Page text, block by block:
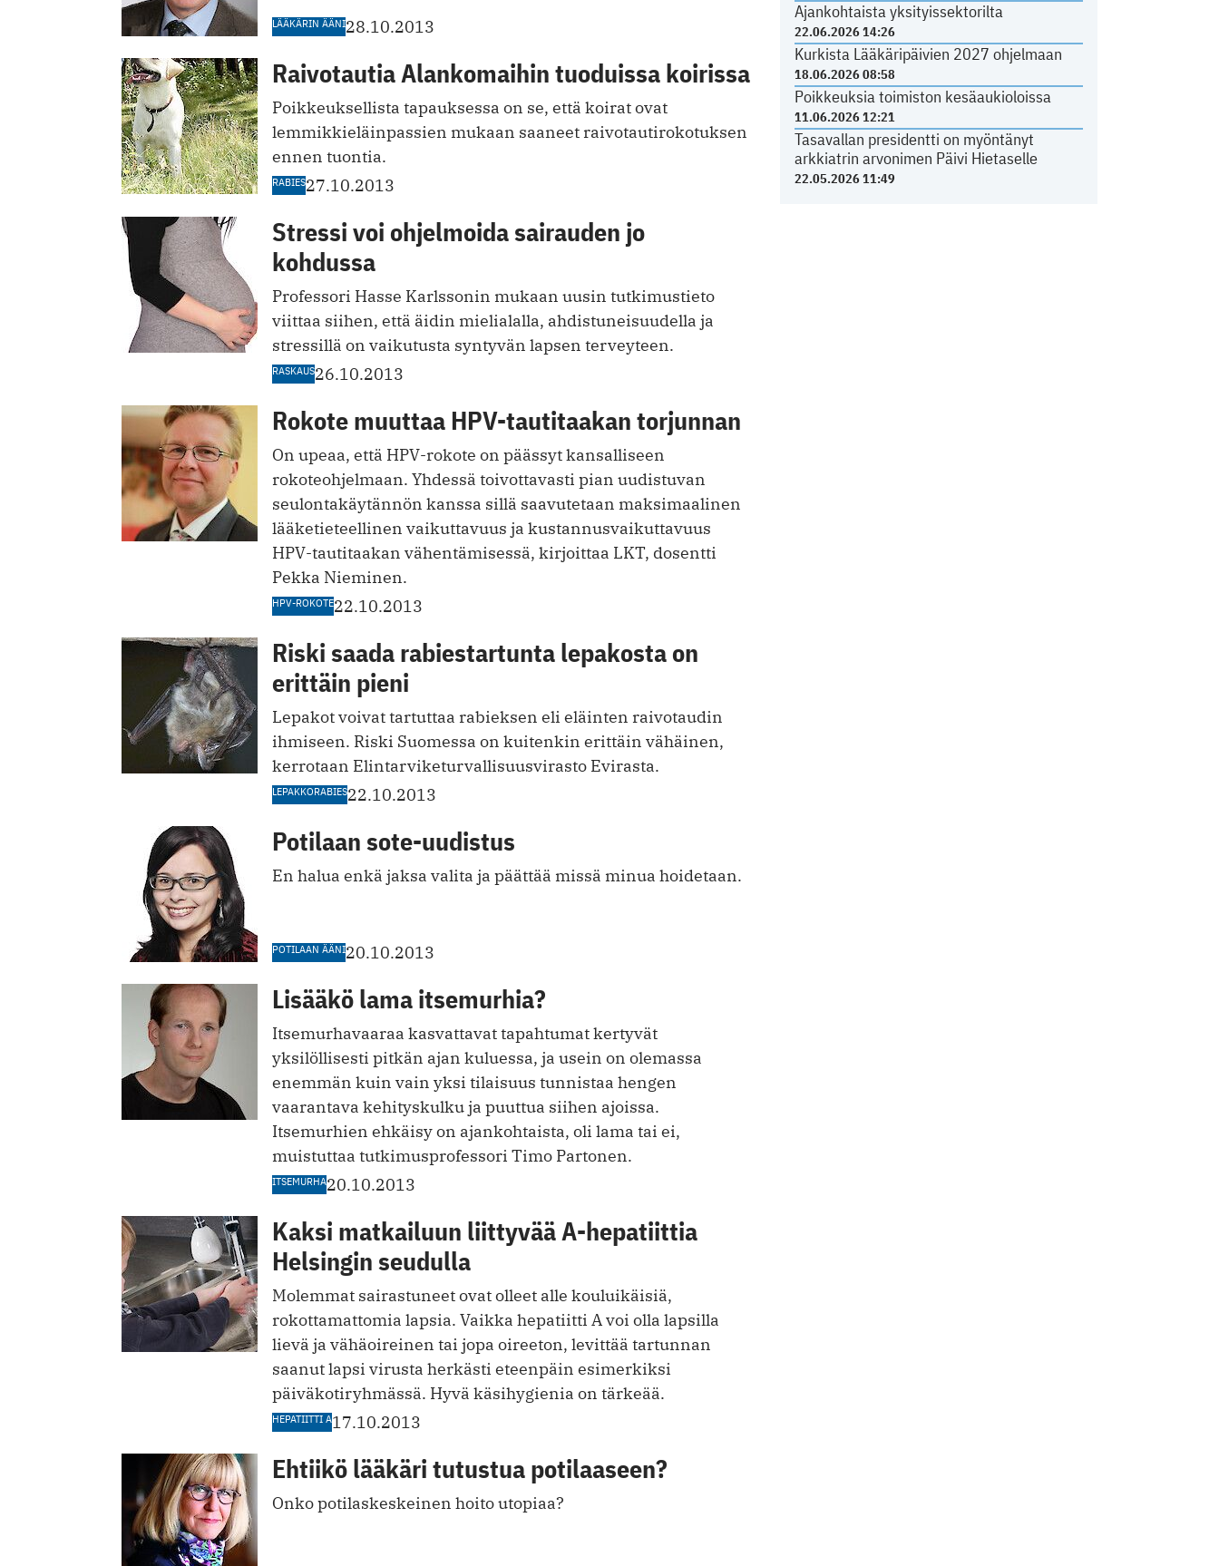
LÄÄKÄRIN ÄÄNI28.10.2013
Raivotautia Alankomaihin tuoduissa koirissa
Poikkeuksellista tapauksessa on se, että koirat ovat
lemmikkieläinpassien mukaan saaneet raivotautirokotuksen
ennen tuontia.
RABIES27.10.2013
Stressi voi ohjelmoida sairauden jo
kohdussa
Professori Hasse Karlssonin mukaan uusin tutkimustieto
viittaa siihen, että äidin mielialalla, ahdistuneisuudella ja
stressillä on vaikutusta syntyvän lapsen terveyteen.
RASKAUS26.10.2013
Rokote muuttaa HPV-tautitaakan torjunnan
On upeaa, että HPV-rokote on päässyt kansalliseen
rokoteohjelmaan. Yhdessä toivottavasti pian uudistuvan
seulontakäytännön kanssa sillä saavutetaan maksimaalinen
lääketieteellinen vaikuttavuus ja kustannusvaikuttavuus
HPV-tautitaakan vähentämisessä, kirjoittaa LKT, dosentti
Pekka Nieminen.
HPV-ROKOTE22.10.2013
Riski saada rabiestartunta lepakosta on
erittäin pieni
Lepakot voivat tartuttaa rabieksen eli eläinten raivotaudin
ihmiseen. Riski Suomessa on kuitenkin erittäin vähäinen,
kerrotaan Elintarviketurvallisuusvirasto Evirasta.
LEPAKKORABIES22.10.2013
Potilaan sote-uudistus
En halua enkä jaksa valita ja päättää missä minua hoidetaan.
POTILAAN ÄÄNI20.10.2013
Lisääkö lama itsemurhia?
Itsemurhavaaraa kasvattavat tapahtumat kertyvät
yksilöllisesti pitkän ajan kuluessa, ja usein on olemassa
enemmän kuin vain yksi tilaisuus tunnistaa hengen
vaarantava kehityskulku ja puuttua siihen ajoissa.
Itsemurhien ehkäisy on ajankohtaista, oli lama tai ei,
muistuttaa tutkimusprofessori Timo Partonen.
ITSEMURHA20.10.2013
Kaksi matkailuun liittyvää A-hepatiittia
Helsingin seudulla
Molemmat sairastuneet ovat olleet alle kouluikäisiä,
rokottamattomia lapsia. Vaikka hepatiitti A voi olla lapsilla
lievä ja vähäoireinen tai jopa oireeton, levittää tartunnan
saanut lapsi virusta herkästi eteenpäin esimerkiksi
päiväkotiryhmässä. Hyvä käsihygienia on tärkeää.
HEPATIITTI A17.10.2013
Ehtiikö lääkäri tutustua potilaaseen?
Onko potilaskeskeinen hoito utopiaa?
Ajankohtaista yksityissektorilta
22.06.2026 14:26
Kurkista Lääkäripäivien 2027 ohjelmaan
18.06.2026 08:58
Poikkeuksia toimiston kesäaukioloissa
11.06.2026 12:21
Tasavallan presidentti on myöntänyt
arkkiatrin arvonimen Päivi Hietaselle
22.05.2026 11:49